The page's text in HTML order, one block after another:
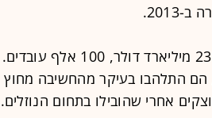
אמרסון: מהחברות הגדולות באמריקה, מחזור של 23 מיליארד דולר, 100 אלף עובדים.
הם התלהבו בעיקר מהחשיבה מחוץ
אחרי שהובילו בתחום הנוזלים.